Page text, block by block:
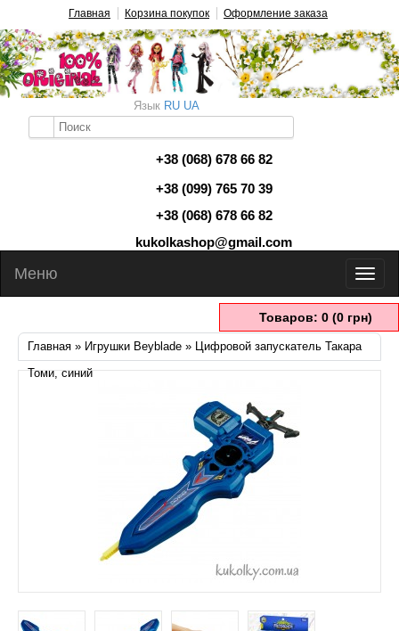
Главная Корзина покупок Оформление заказа
Язык RU UA
Товаров: 0 (0 грн)
+38 (068) 678 66 82
+38 (099) 765 70 39
+38 (068) 678 66 82
kukolkashop@gmail.com
Меню
Главная » Игрушки Beyblade » Цифровой запускатель Такара
Томи, синий